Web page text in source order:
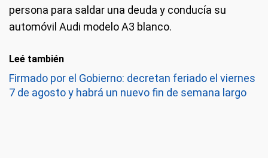
persona para saldar una deuda y conducía su
automóvil Audi modelo A3 blanco.
Leé también
Firmado por el Gobierno: decretan feriado el viernes
7 de agosto y habrá un nuevo fin de semana largo